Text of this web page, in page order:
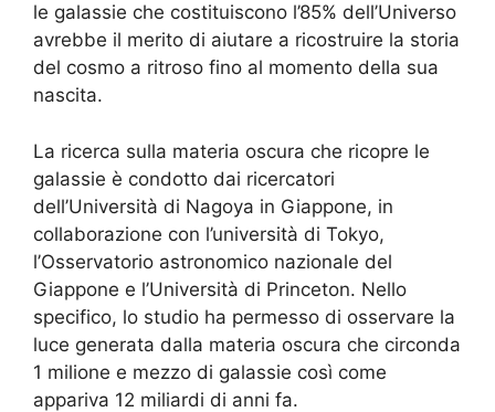
le galassie che costituiscono l’85% dell’Universo
avrebbe il merito di aiutare a ricostruire la storia
del cosmo a ritroso fino al momento della sua
nascita.
La ricerca sulla materia oscura che ricopre le
galassie è condotto dai ricercatori
dell’Università di Nagoya in Giappone, in
collaborazione con l’università di Tokyo,
l’Osservatorio astronomico nazionale del
Giappone e l’Università di Princeton. Nello
specifico, lo studio ha permesso di osservare la
luce generata dalla materia oscura che circonda
1 milione e mezzo di galassie così come
appariva 12 miliardi di anni fa.